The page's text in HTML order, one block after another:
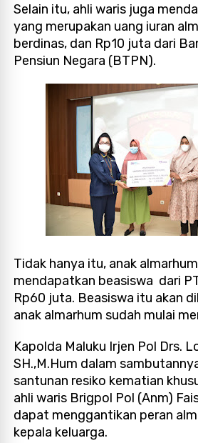
Selain itu, ahli waris juga
yang merupakan uang iuran
berdinas, dan Rp10 juta dari
Pensiun Negara (BTPN).
Tidak hanya itu, anak
mendapatkan beasiswa dari
Rp60 juta. Beasiswa itu akan
anak almarhum sudah mulai
Kapolda Maluku Irjen Pol Drs.
SH.,M.Hum dalam
santunan resiko kematian
ahli waris Brigpol Pol (Anm)
dapat menggantikan peran
kepala keluarga.